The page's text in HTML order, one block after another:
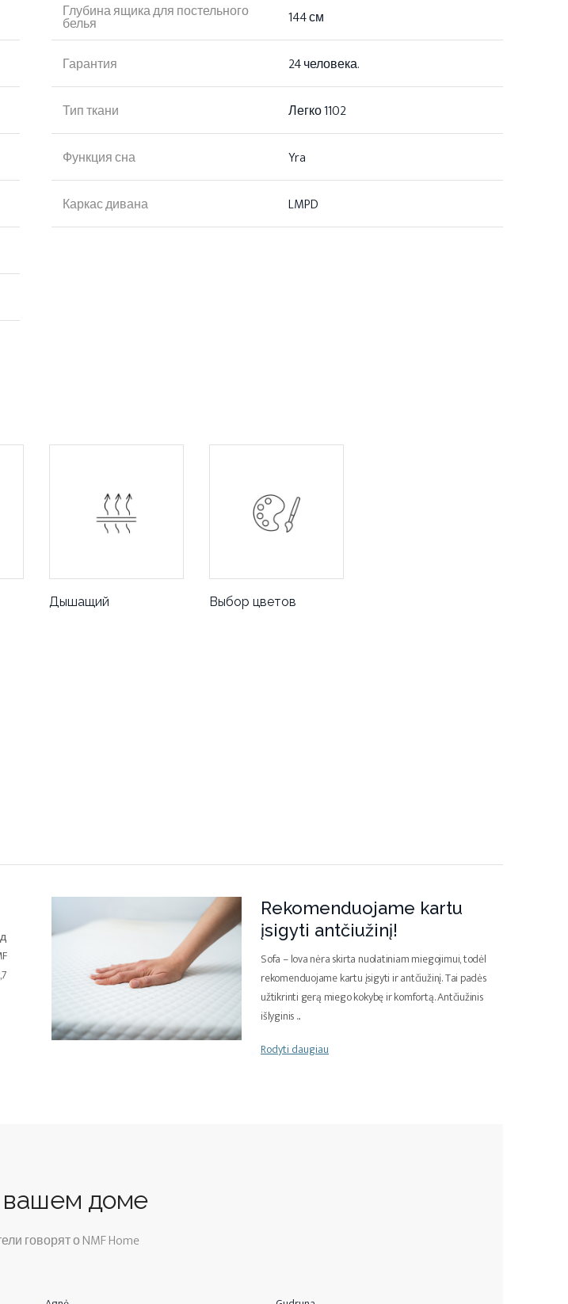
Глубина ящика для постельного
белья 144 см
Гарантия 24 человека.
Тип ткани Легко 1102
Функция сна Yra
Каркас дивана LMPD
Дышащий Выбор цветов
Rekomenduojame kartu
įsigyti antčiužinį!
Sofa – lova nėra skirta nuolatiniam miegojimui, todėl
rekomenduojame kartu įsigyti ir antčiužinį. Tai padės
užtikrinti gerą miego kokybę ir komfortą. Antčiužinis
išlyginis...
Rodyti daugiau
вашем доме
говорят о NMF Home